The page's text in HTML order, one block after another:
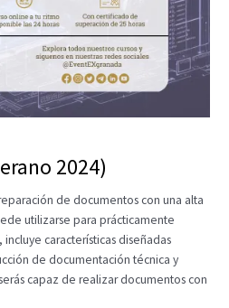
2024)
de documentos con una alta
utilizarse para prácticamente
características diseñadas
de documentación técnica y
capaz de realizar documentos con